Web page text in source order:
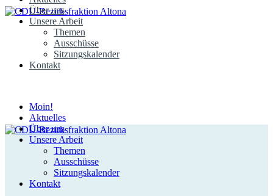
Über uns
Unsere Arbeit
Themen
Ausschüsse
Sitzungskalender
Kontakt
Moin!
Aktuelles
Über uns
Unsere Arbeit
Themen
Ausschüsse
Sitzungskalender
Kontakt